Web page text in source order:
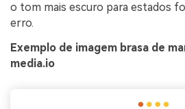
o tom mais escuro para estados
erro.
Exemplo de imagem brasa de
media.io